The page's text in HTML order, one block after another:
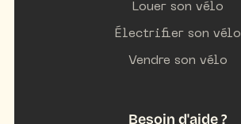
Louer son vélo
Électrifier son vélo
Vendre son vélo
Besoin d'aide ?